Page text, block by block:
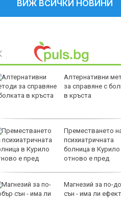
ВИЖ ВСИЧКИ НОВИНИ
Алтернативни
за справяне с
в кръста
Преместването
психиатричната
болница в Курило
отново е пред
Магнезий за по-
сън - има ли